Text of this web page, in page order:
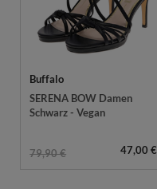
Buffalo
SERENA BOW Damen
Schwarz - Vegan
79,90 € 47,00 €